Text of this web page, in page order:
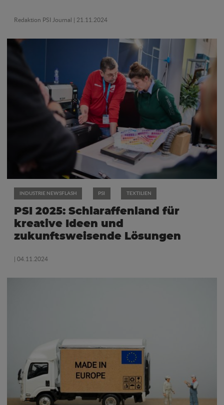
Redaktion PSI Journal | 21.11.2024
INDUSTRIE NEWSFLASH PSI TEXTILIEN
PSI 2025: Schlaraffenland für
kreative Ideen und
zukunftsweisende Lösungen
| 04.11.2024